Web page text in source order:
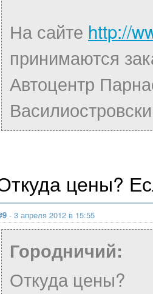
На сайте http://
принимаются
Автоцентр
цены?
- 3 апреля 2012 в 15:55
Городничий:
Откуда цены?